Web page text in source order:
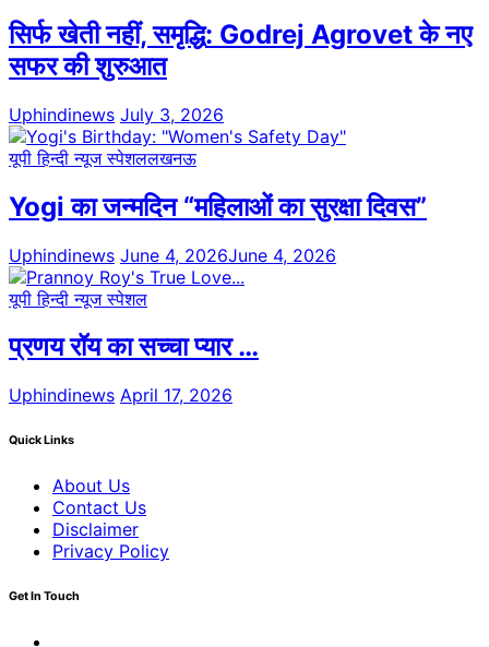
सिर्फ खेती नहीं, समृद्धि: Godrej Agrovet के नए
सफर की शुरुआत
Uphindinews July 3, 2026
यूपी हिन्दी न्यूज स्पेशललखनऊ
Yogi का जन्मदिन “महिलाओं का सुरक्षा दिवस”
Uphindinews June 4, 2026June 4, 2026
यूपी हिन्दी न्यूज स्पेशल
प्रणय रॉय का सच्चा प्यार …
Uphindinews April 17, 2026
Quick Links
About Us
Contact Us
Disclaimer
Privacy Policy
Get In Touch